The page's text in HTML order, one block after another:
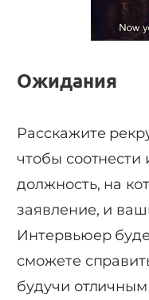
Ожидания
Расскажите
чтобы соотнести
должность, на
заявление, и
Интервьюер
сможете
будучи